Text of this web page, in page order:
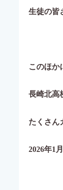
生徒の皆
このほか
長崎北高
たくさん
2026年1